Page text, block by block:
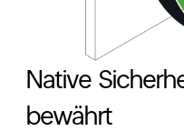
Native
bewährt